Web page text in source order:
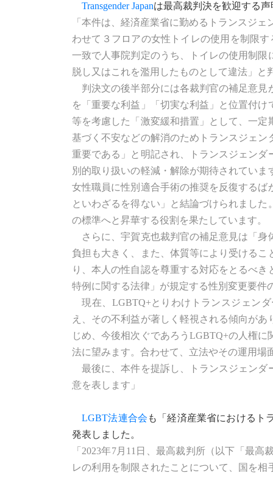
Transgender Japanは最高裁判決を歓迎する
「本件は、経済産業省に勤めるトランスジ
わせて３フロアの女性トイレの使用を制限
一致で人事院判定のうち、トイレの使用制
脱し又はこれを濫用したものとして違法」と
判決文の後半部分には各裁判官の補足意見
を「重要な利益」「切実な利益」と位置付
等を考慮した「激変緩和措置」として、一
基づく不安などの解消のためトランスジェ
重要である」と明記され、トランスジェン
別的取り扱いの軽減・解除が期待されてい
女性職員に性別適合手術の推奨を反復する
といわざるを得ない」と結論づけられまし
の標準へと昇華する役割を果たしています。
さらに、宇賀克也裁判官の補足意見は「身
負担も大きく、また、体質等により受ける
り、本人の性自認を尊重する対応をとるべ
特例に関する法律」が規定する性別変更要
現在、LGBTQ+とりわけトランスジェン
え、その不利益が著しく軽視される傾向が
じめ、今後相次ぐであろうLGBTQ+の人権
法に望みます。合わせて、立法やその運用
最後に、本件を提訴し、トランスジェンダ
意を表します」
LGBT法連合会 も「経済産業省におけるト
発表しました。
「2023年7月11日、最高裁判所（以下「最
レの利用を制限されたことについて、国を